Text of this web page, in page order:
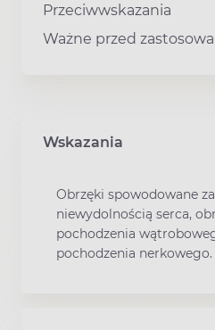
Przeciwwskazania
Ważne przed
Wskazania
Obrzęki spowodowane
niewydolnością serca,
pochodzenia
pochodzenia nerkowego.